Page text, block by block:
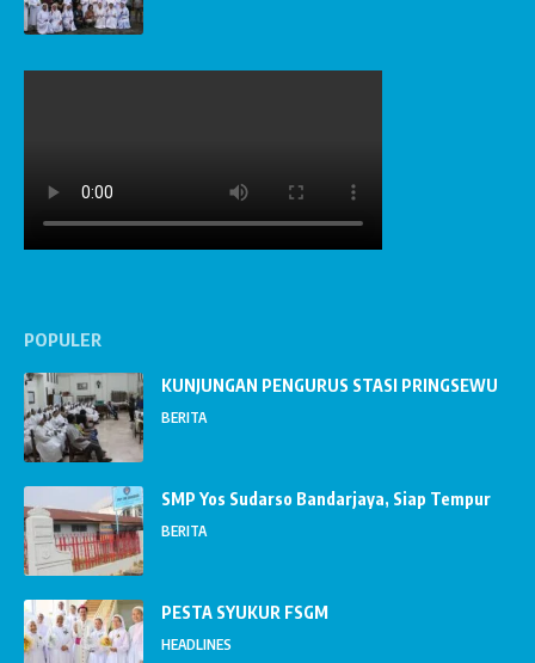
POPULER
KUNJUNGAN PENGURUS STASI PRINGSEWU
BERITA
SMP Yos Sudarso Bandarjaya, Siap Tempur
BERITA
PESTA SYUKUR FSGM
HEADLINES